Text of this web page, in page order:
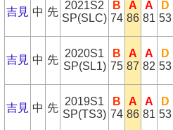
吉見 中 先
2021S2
SP(SLC)
B
74
A
86
A
81
D
53
吉見 中 先
2020S1
SP(SL1)
B
75
A
87
A
82
D
53
吉見 中 先
2019S1
SP(TS3)
B
74
A
86
A
81
D
53